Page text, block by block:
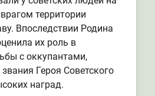
территории
Впоследствии Родина
их роль в
с оккупантами,
Героя Советского
наград.